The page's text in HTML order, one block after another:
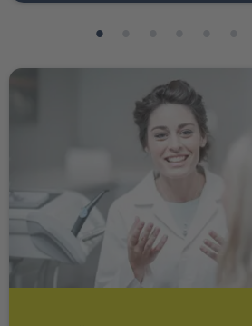
Weiter zu INTER Ärzte Service